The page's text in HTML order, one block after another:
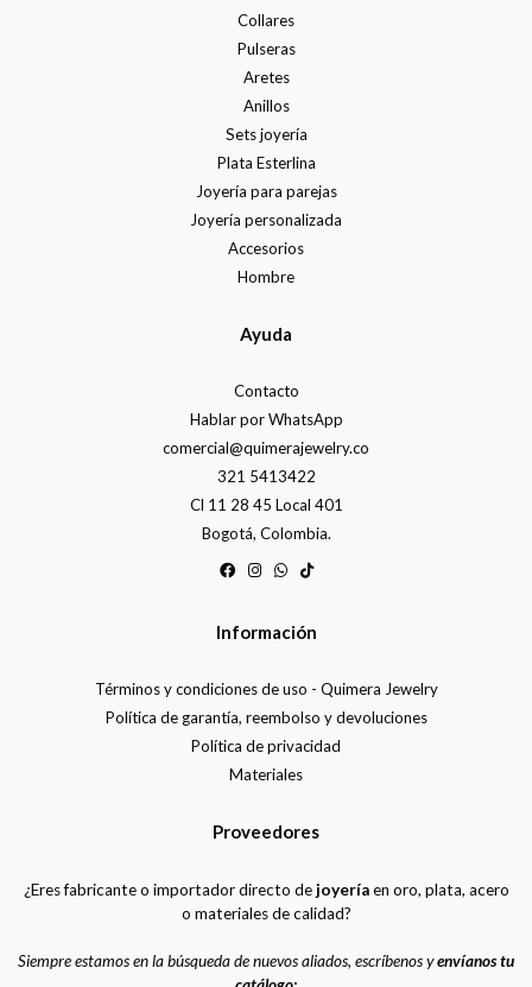
Collares
Pulseras
Aretes
Anillos
Sets joyería
Plata Esterlina
Joyería para parejas
Joyería personalizada
Accesorios
Hombre
Ayuda
Contacto
Hablar por WhatsApp
comercial@quimerajewelry.co
321 5413422
Cl 11 28 45 Local 401
Bogotá, Colombia.
Información
Términos y condiciones de uso - Quimera Jewelry
Política de garantía, reembolso y devoluciones
Política de privacidad
Materiales
Proveedores
¿Eres fabricante o importador directo dejoyeríaen oro, plata, acero
o materiales de calidad?
Siempre estamos en la búsqueda de nuevos aliados, escríbenos yenvíanos tu